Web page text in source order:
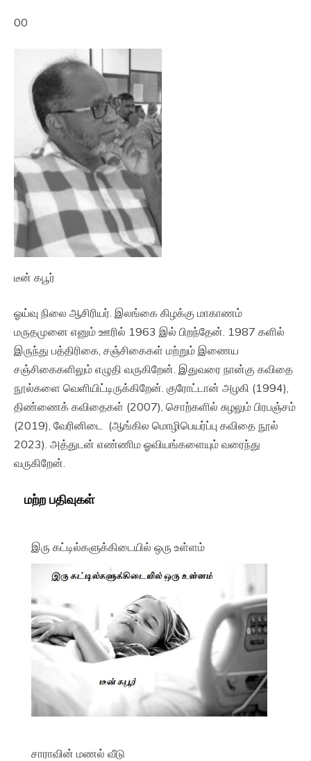
00
டீன் கபூர்
ஓய்வு நிலை ஆசிரியர். இலங்கை கிழக்கு மாகாணம்
மருதமுனை எனும் ஊரில் 1963 இல் பிறந்தேன். 1987 களில்
இருந்து பத்திரிகை, சஞ்சிகைகள் மற்றும் இணைய
சஞ்சிகைகளிலும் எழுதி வருகிறேன். இதுவரை நான்கு கவிதை
நூல்களை வெளியிட்டிருக்கிறேன். குரோட்டான் அழகி (1994),
திண்ணைக் கவிதைகள் (2007), சொற்களில் சுழலும் பிரபஞ்சம்
(2019), வேரினிடை (ஆங்கில மொழிபெயர்ப்பு கவிதை நூல்
2023). அத்துடன் எண்ணிம ஓவியங்களையும் வரைந்து
வருகிறேன்.
மற்ற பதிவுகள்
இரு கட்டில்களுக்கிடையில் ஒரு உள்ளம்
சாராவின் மணல் வீடு